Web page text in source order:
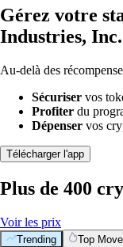
Gérez votre
Industries,
Au-delà des
Sécuriser vos
Profiter du
Dépenser vos
Télécharger l'app
Plus de 400
Voir les prix
Trending Top